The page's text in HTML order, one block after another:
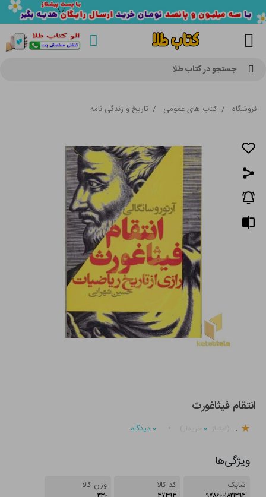
جستجو در کتاب طلا
فروشگاه / کتاب های عمومی / تاریخ و زندگی نامه
انتقام فیثاغورث
. ۰ ۰ دیدگاه
ویژگی‌ها
شابک کد کالا وزن کالا